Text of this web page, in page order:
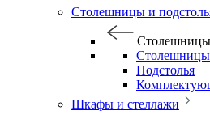
Столешницы и
Столешницы
Столешницы
Подстолья
Шкафы и стеллажи